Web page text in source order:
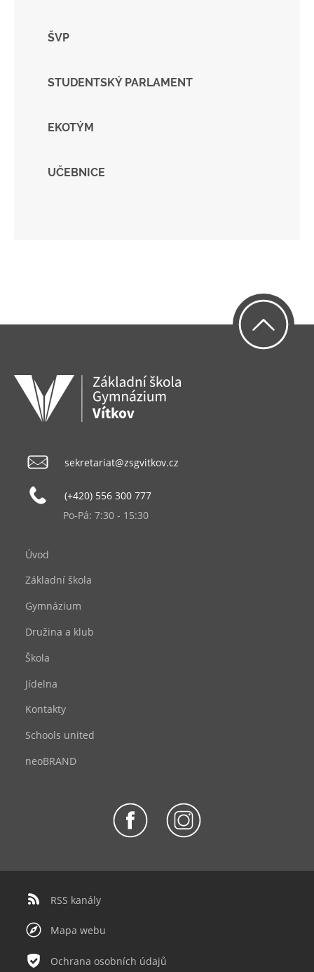
ŠVP
STUDENTSKÝ PARLAMENT
EKOTÝM
UČEBNICE
sekretariat@zsgvitkov.cz
(+420) 556 300 777
Po-Pá: 7:30 - 15:30
Úvod
Základní škola
Gymnázium
Družina a klub
Škola
Jídelna
Kontakty
Schools united
neoBRAND
RSS kanály
Mapa webu
Ochrana osobních údajů